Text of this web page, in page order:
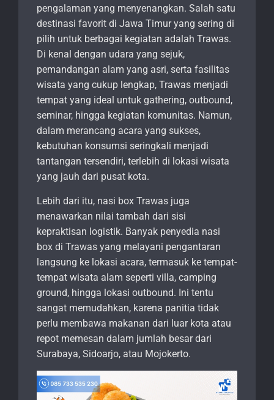
pengalaman yang menyenangkan. Salah satu
destinasi favorit di Jawa Timur yang sering di
pilih untuk berbagai kegiatan adalah Trawas.
Di kenal dengan udara yang sejuk,
pemandangan alam yang asri, serta fasilitas
wisata yang cukup lengkap, Trawas menjadi
tempat yang ideal untuk gathering, outbound,
seminar, hingga kegiatan komunitas. Namun,
dalam merancang acara yang sukses,
kebutuhan konsumsi seringkali menjadi
tantangan tersendiri, terlebih di lokasi wisata
yang jauh dari pusat kota.
Lebih dari itu, nasi box Trawas juga
menawarkan nilai tambah dari sisi
kepraktisan logistik. Banyak penyedia nasi
box di Trawas yang melayani pengantaran
langsung ke lokasi acara, termasuk ke tempat-
tempat wisata alam seperti villa, camping
ground, hingga lokasi outbound. Ini tentu
sangat memudahkan, karena panitia tidak
perlu membawa makanan dari luar kota atau
repot memesan dalam jumlah besar dari
Surabaya, Sidoarjo, atau Mojokerto.